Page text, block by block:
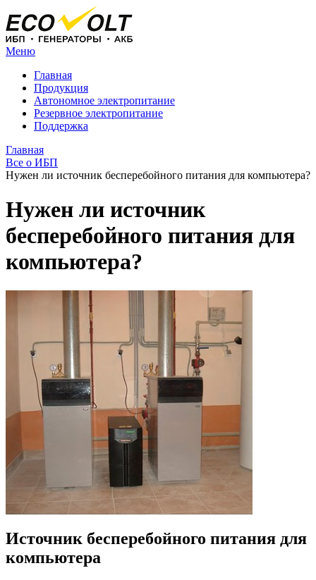
Меню
Главная
Продукция
Автономное электропитание
Резервное электропитание
Поддержка
Главная
Все о ИБП
Нужен ли источник бесперебойного питания для компьютера?
Нужен ли источник
бесперебойного питания для
компьютера?
Источник бесперебойного питания для
компьютера